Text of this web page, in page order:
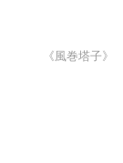
《風巻塔子》